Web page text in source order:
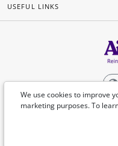
We use cookies to improve
marketing purposes. To
USEFUL LINKS